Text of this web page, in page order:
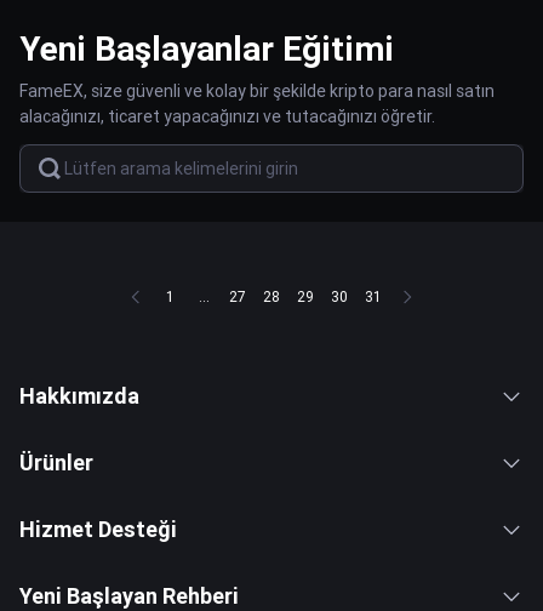
Yeni Başlayanlar Eğitimi
FameEX, size güvenli ve kolay bir şekilde kripto para nasıl satın
alacağınızı, ticaret yapacağınızı ve tutacağınızı öğretir.
1 ... 27 28 29 30 31
Hakkımızda
Ürünler
Hizmet Desteği
Yeni Başlayan Rehberi